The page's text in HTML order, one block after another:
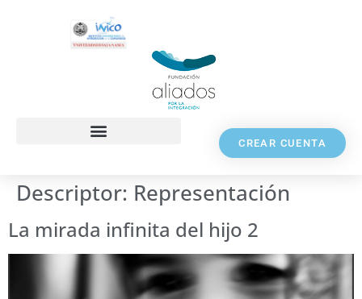
CREAR CUENTA
Descriptor: Representación
La mirada infinita del hijo 2